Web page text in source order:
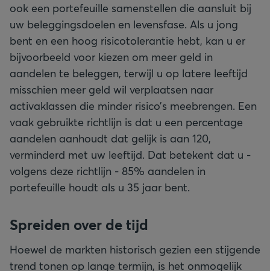
ook een portefeuille samenstellen die aansluit bij
uw beleggingsdoelen en levensfase. Als u jong
bent en een hoog risicotolerantie hebt, kan u er
bijvoorbeeld voor kiezen om meer geld in
aandelen te beleggen, terwijl u op latere leeftijd
misschien meer geld wil verplaatsen naar
activaklassen die minder risico’s meebrengen. Een
vaak gebruikte richtlijn is dat u een percentage
aandelen aanhoudt dat gelijk is aan 120,
verminderd met uw leeftijd. Dat betekent dat u -
volgens deze richtlijn - 85% aandelen in
portefeuille houdt als u 35 jaar bent.
Spreiden over de tijd
Hoewel de markten historisch gezien een stijgende
trend tonen op lange termijn, is het onmogelijk